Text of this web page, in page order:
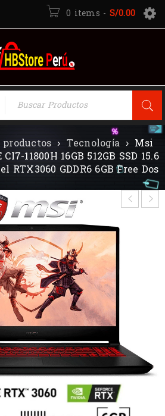
0 items - S/0.00
› Tecnología › Msi
11800H 16GB 512GB SSD 15.6
RTX3060 GDDR6 6GB Free Dos